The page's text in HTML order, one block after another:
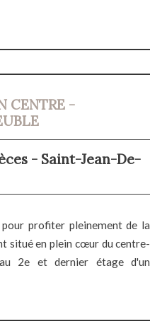
CENTRE -
- Saint-Jean-De-
profiter pleinement de la
situé en plein cœur du centre-
2e et dernier étage d'un